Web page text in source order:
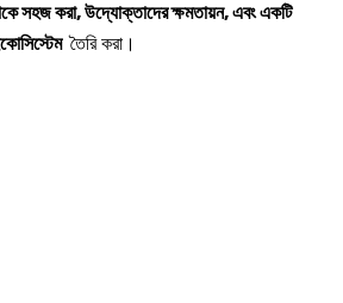
সহজ করা, উদ্যোক্তাদের ক্ষমতায়ন, এবং একটি
তৈরি করা।